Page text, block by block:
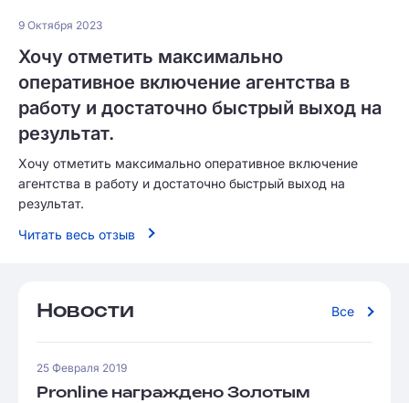
9 Октября 2023
Хочу отметить максимально
оперативное включение агентства в
работу и достаточно быстрый выход на
результат.
Хочу отметить максимально оперативное включение
агентства в работу и достаточно быстрый выход на
результат.
Читать весь отзыв
Новости Все
25 Февраля 2019
Pronline награждено Золотым